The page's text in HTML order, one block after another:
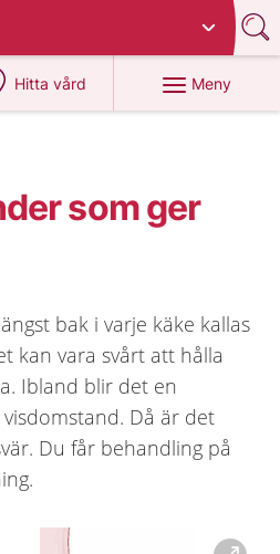
Hitta vård
på 1177.se
Meny
som ger
bak i varje käke kallas
kan vara svårt att hålla
Ibland blir det en
Då är det
Du får behandling på